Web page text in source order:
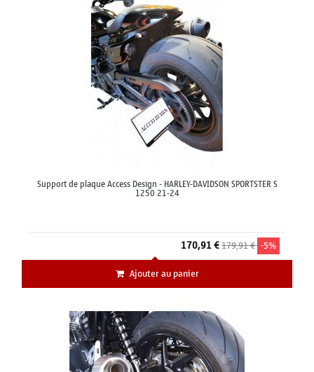
Support de plaque Access Design - HARLEY-DAVIDSON SPORTSTER S
1250 21-24
170,91 €179,91 € -5%
Ajouter au panier